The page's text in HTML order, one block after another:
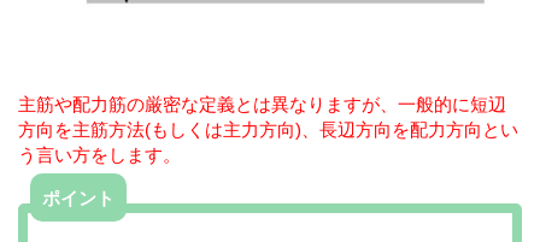
主筋や配力筋の厳密な定義とは異なりますが、一般的に短辺
方向を主筋方法(もしくは主力方向)、長辺方向を配力方向とい
う言い方をします。
ポイント